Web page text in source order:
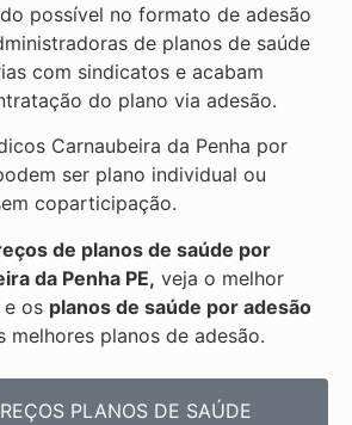
possível no formato de adesão
de planos de saúde
com sindicatos e acabam
do plano via adesão.
Carnaubeira da Penha por
ser plano individual ou
coparticipação.
de planos de saúde por
da Penha PE, veja o melhor
os planos de saúde por adesão
melhores planos de adesão.
PLANOS DE SAÚDE